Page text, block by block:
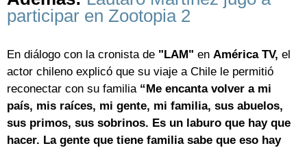
participar en Zootopia 2
En diálogo con la cronista de "LAM" en América TV, el
actor chileno explicó que su viaje a Chile le permitió
reconectar con su familia “Me encanta volver a mi
país, mis raíces, mi gente, mi familia, sus abuelos,
sus primos, sus sobrinos. Es un laburo que hay que
hacer. La gente que tiene familia sabe que eso hay